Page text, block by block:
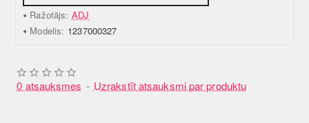
Ražotājs: ADJ
Modelis: 1237000327
0 atsauksmes - Uzrakstīt atsauksmi par produktu